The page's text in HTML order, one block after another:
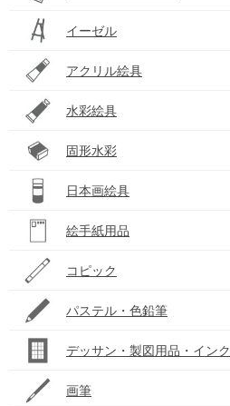
イーゼル
アクリル絵具
水彩絵具
固形水彩
日本画絵具
絵手紙用品
コピック
パステル・色鉛筆
デッサン・製図用品・インク
画筆